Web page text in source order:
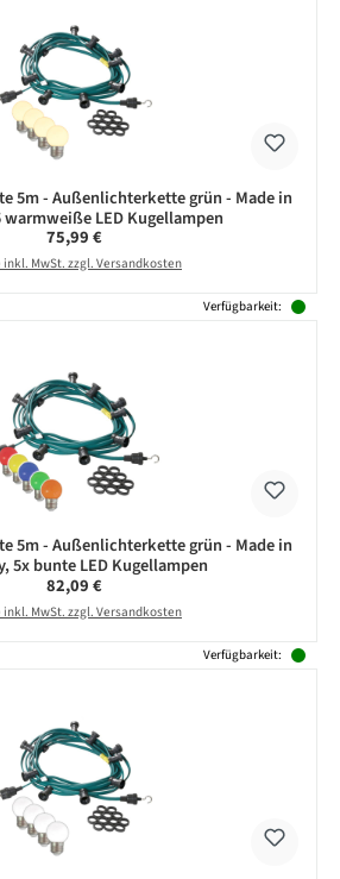
5m - Außenlichterkette grün - Made in
warmweiße LED Kugellampen
Regulärer Preis:
75,99 €
inkl. MwSt. zzgl. Versandkosten
Verfügbarkeit:
5m - Außenlichterkette grün - Made in
5x bunte LED Kugellampen
Regulärer Preis:
82,09 €
inkl. MwSt. zzgl. Versandkosten
Verfügbarkeit: